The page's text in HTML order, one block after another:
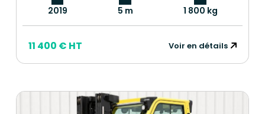
2019 5 m 1 800 kg
11 400 € HT Voir en détails